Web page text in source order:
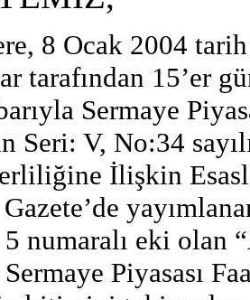
8 Ocak 2004
tarafından 15’er
Sermaye
Seri: V, No:34
İlişkin
Gazete’de
numaralı eki olan
Piyasası